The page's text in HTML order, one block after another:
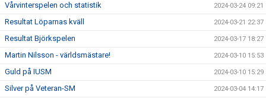
Vårvinterspelen och statistik 2024-03-24 09:21
Resultat Löparnas kväll 2024-03-21 22:37
Resultat Björkspelen 2024-03-17 18:27
Martin Nilsson - världsmästare! 2024-03-10 15:53
Guld på IUSM 2024-03-10 15:29
Silver på Veteran-SM 2024-03-04 14:17